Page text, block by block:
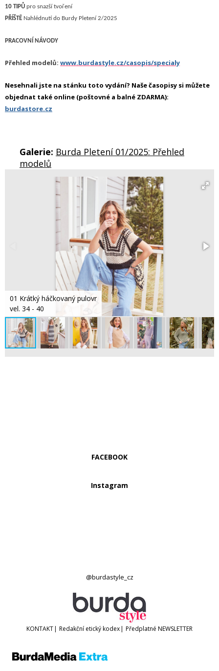
10 TIPŮ pro snazší tvoření
PŘÍŠTĚ Nahlédnutí do Burdy Pletení 2/2025
PRACOVNÍ NÁVODY
Přehled modelů: www.burdastyle.cz/casopis/specialy
Nesehnali jste na stánku toto vydání? Naše časopisy si můžete
objednat také online (poštovné a balné ZDARMA):
burdastore.cz
Galerie: Burda Pletení 01/2025: Přehled
modelů
01 Krátký háčkovaný pulovr
vel. 34 - 40
FACEBOOK
Instagram
@burdastyle_cz
KONTAKT| Redakční etický kodex| Předplatné NEWSLETTER